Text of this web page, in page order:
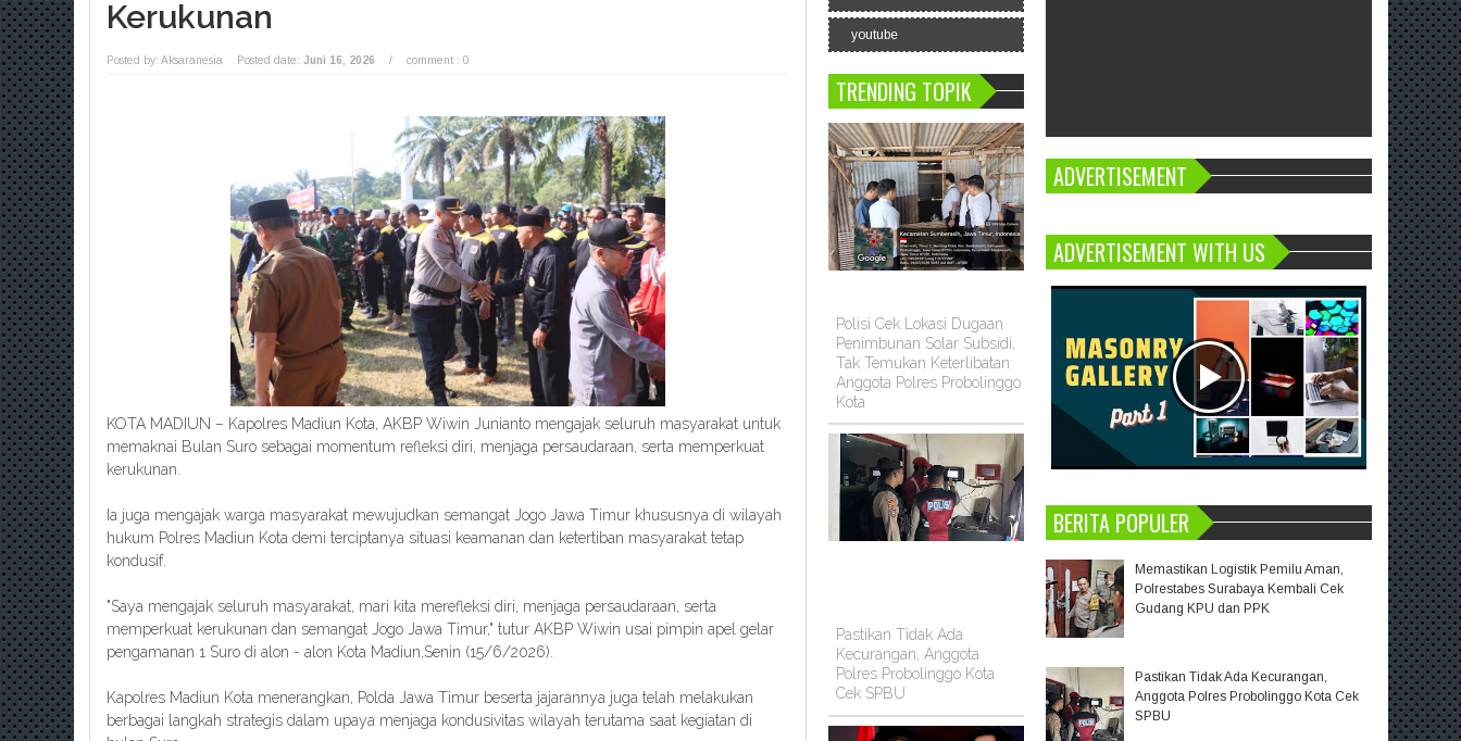
Kerukunan
Posted by: Aksaranesia Posted date: Juni 16, 2026 / comment : 0
KOTA MADIUN – Kapolres Madiun Kota, AKBP Wiwin Junianto mengajak seluruh masyarakat untuk
memaknai Bulan Suro sebagai momentum refleksi diri, menjaga persaudaraan, serta memperkuat
kerukunan.
Ia juga mengajak warga masyarakat mewujudkan semangat Jogo Jawa Timur khususnya di wilayah
hukum Polres Madiun Kota demi terciptanya situasi keamanan dan ketertiban masyarakat tetap
kondusif.
"Saya mengajak seluruh masyarakat, mari kita merefleksi diri, menjaga persaudaraan, serta
memperkuat kerukunan dan semangat Jogo Jawa Timur," tutur AKBP Wiwin usai pimpin apel gelar
pengamanan 1 Suro di alon - alon Kota Madiun,Senin (15/6/2026).
Kapolres Madiun Kota menerangkan, Polda Jawa Timur beserta jajarannya juga telah melakukan
berbagai langkah strategis dalam upaya menjaga kondusivitas wilayah terutama saat kegiatan di
youtube
TRENDING TOPIK
Polisi Cek Lokasi Dugaan
Penimbunan Solar Subsidi,
Tak Temukan Keterlibatan
Anggota Polres Probolinggo
Kota
Pastikan Tidak Ada
Kecurangan, Anggota
Polres Probolinggo Kota
Cek SPBU
ADVERTISEMENT
ADVERTISEMENT WITH US
BERITA POPULER
Memastikan Logistik Pemilu Aman,
Polrestabes Surabaya Kembali Cek
Gudang KPU dan PPK
Pastikan Tidak Ada Kecurangan,
Anggota Polres Probolinggo Kota Cek
SPBU